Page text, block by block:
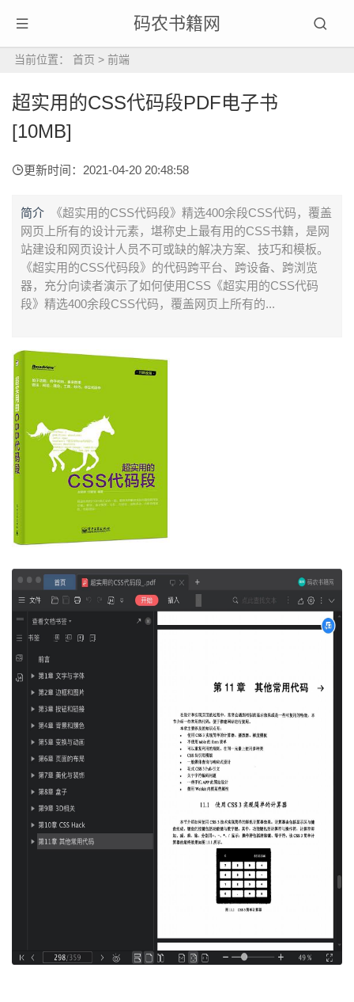
码农书籍网
当前位置： 首页 > 前端
超实用的CSS代码段PDF电子书
[10MB]
更新时间：2021-04-20 20:48:58
简介
《超实用的CSS代码段》精选400余段CSS代码，覆盖
网页上所有的设计元素，堪称史上最有用的CSS书籍，是网
站建设和网页设计人员不可或缺的解决方案、技巧和模板。
《超实用的CSS代码段》的代码跨平台、跨设备、跨浏览
器，充分向读者演示了如何使用CSS《超实用的CSS代码
段》精选400余段CSS代码，覆盖网页上所有的...